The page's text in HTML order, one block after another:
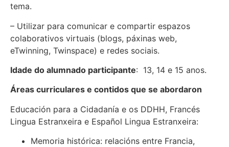
tema.
– Utilizar para comunicar e compartir espazos
colaborativos virtuais (blogs, páxinas web,
eTwinning, Twinspace) e redes sociais.
Idade do alumnado participante: 13, 14 e 15 anos.
Áreas curriculares e contidos que se abordaron
Educación para a Cidadanía e os DDHH, Francés
Lingua Estranxeira e Español Lingua Estranxeira:
Memoria histórica: relacións entre Francia,